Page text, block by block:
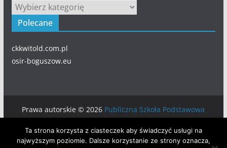
Kategorie
Polecane
ckkwitold.com.pl
osir-boguszow.eu
Prawa autorskie © 2026 Publiczna Szkoła Podstawowa
zastrzeżone.
Ta strona korzysta z ciasteczek aby świadczyć usługi na
najwyższym poziomie. Dalsze korzystanie ze strony oznacza,